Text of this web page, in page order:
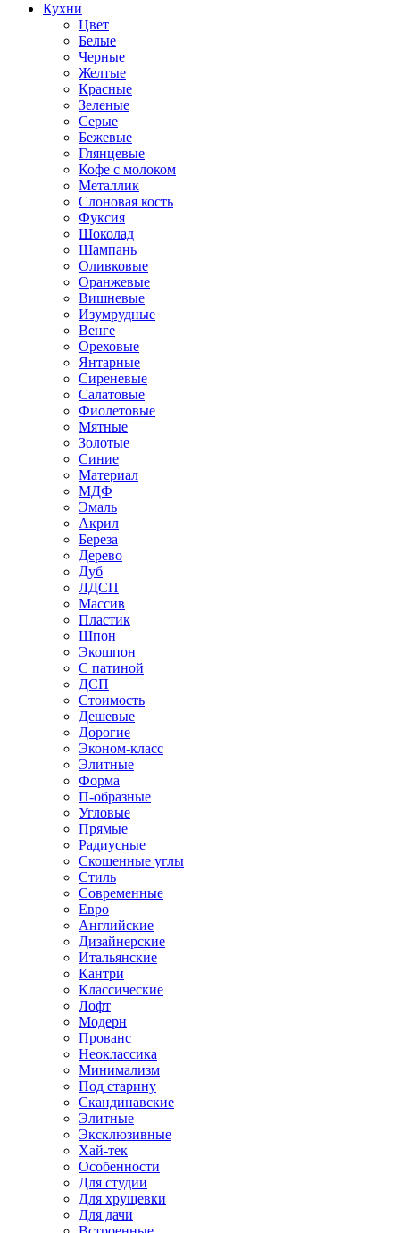
Кухни
Цвет
Белые
Черные
Желтые
Красные
Зеленые
Серые
Бежевые
Глянцевые
Кофе с молоком
Металлик
Слоновая кость
Фуксия
Шоколад
Шампань
Оливковые
Оранжевые
Вишневые
Изумрудные
Венге
Ореховые
Янтарные
Сиреневые
Салатовые
Фиолетовые
Мятные
Золотые
Синие
Материал
МДФ
Эмаль
Акрил
Береза
Дерево
Дуб
ЛДСП
Массив
Пластик
Шпон
Экошпон
С патиной
ДСП
Стоимость
Дешевые
Дорогие
Эконом-класс
Элитные
Форма
П-образные
Угловые
Прямые
Радиусные
Скошенные углы
Стиль
Современные
Евро
Английские
Дизайнерские
Итальянские
Кантри
Классические
Лофт
Модерн
Прованс
Неоклассика
Минимализм
Под старину
Скандинавские
Элитные
Эксклюзивные
Хай-тек
Особенности
Для студии
Для хрущевки
Для дачи